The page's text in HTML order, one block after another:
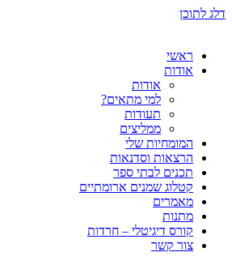
דלג לתוכן
ראשי
אודות
אודות
למי מתאים?
תעודות
ממליצים
המומחיות שלי
הרצאות וסדנאות
תכנים לבתי ספר
קטלוג שמנים ארומתיים
מאמרים
מתנות
קורס דיגיטלי – חרדות
צור קשר